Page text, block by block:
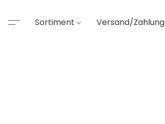
Sortiment Versand/Zahlung